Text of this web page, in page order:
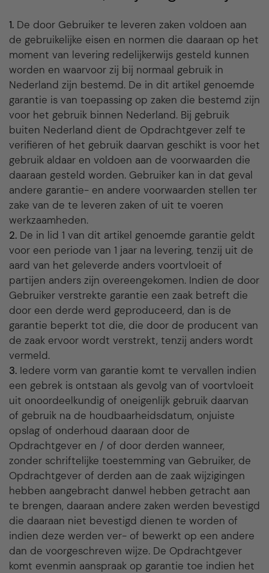
1. De door Gebruiker te leveren zaken voldoen aan
de gebruikelijke eisen en normen die daaraan op het
moment van levering redelijkerwijs gesteld kunnen
worden en waarvoor zij bij normaal gebruik in
Nederland zijn bestemd. De in dit artikel genoemde
garantie is van toepassing op zaken die bestemd zijn
voor het gebruik binnen Nederland. Bij gebruik
buiten Nederland dient de Opdrachtgever zelf te
verifiëren of het gebruik daarvan geschikt is voor het
gebruik aldaar en voldoen aan de voorwaarden die
daaraan gesteld worden. Gebruiker kan in dat geval
andere garantie- en andere voorwaarden stellen ter
zake van de te leveren zaken of uit te voeren
werkzaamheden.
2. De in lid 1 van dit artikel genoemde garantie geldt
voor een periode van 1 jaar na levering, tenzij uit de
aard van het geleverde anders voortvloeit of
partijen anders zijn overeengekomen. Indien de door
Gebruiker verstrekte garantie een zaak betreft die
door een derde werd geproduceerd, dan is de
garantie beperkt tot die, die door de producent van
de zaak ervoor wordt verstrekt, tenzij anders wordt
vermeld.
3. Iedere vorm van garantie komt te vervallen indien
een gebrek is ontstaan als gevolg van of voortvloeit
uit onoordeelkundig of oneigenlijk gebruik daarvan
of gebruik na de houdbaarheidsdatum, onjuiste
opslag of onderhoud daaraan door de
Opdrachtgever en / of door derden wanneer,
zonder schriftelijke toestemming van Gebruiker, de
Opdrachtgever of derden aan de zaak wijzigingen
hebben aangebracht danwel hebben getracht aan
te brengen, daaraan andere zaken werden bevestigd
die daaraan niet bevestigd dienen te worden of
indien deze werden ver- of bewerkt op een andere
dan de voorgeschreven wijze. De Opdrachtgever
komt evenmin aanspraak op garantie toe indien het